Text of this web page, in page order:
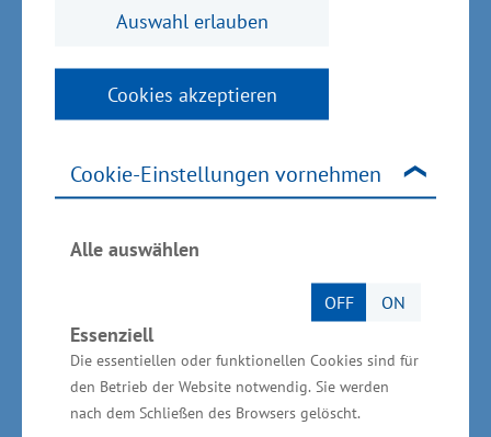
Auswahl erlauben
Cookies akzeptieren
Cookie-Einstellungen vornehmen
Alle auswählen
OFF ON
Essenziell
Die essentiellen oder funktionellen Cookies sind für
den Betrieb der Website notwendig. Sie werden
nach dem Schließen des Browsers gelöscht.
Gemeinschaftsaufgabe "Verbesserung der
regionalen Wirtschaftsstruktur" (GRW) in Höhe
von 2,5 Millionen Euro.
Ernährungswirtschaft in Mecklenburg-
Im Jahr 2014 waren in den 90 Betrieben der
Ernährungswirtschaft mit mehr als 50
Beschäftigten rund 14.450 Mitarbeiter
erwerbstätig. Die Branche erwirtschaftete einen